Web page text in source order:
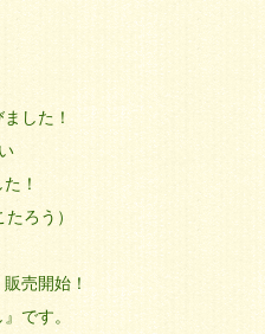
した！
た！
ろう）
売開始！
』です。